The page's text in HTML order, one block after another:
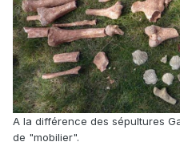
A la différence des sépultures
de "mobilier".